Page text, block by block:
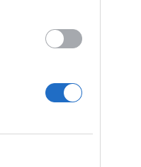
Αυτή